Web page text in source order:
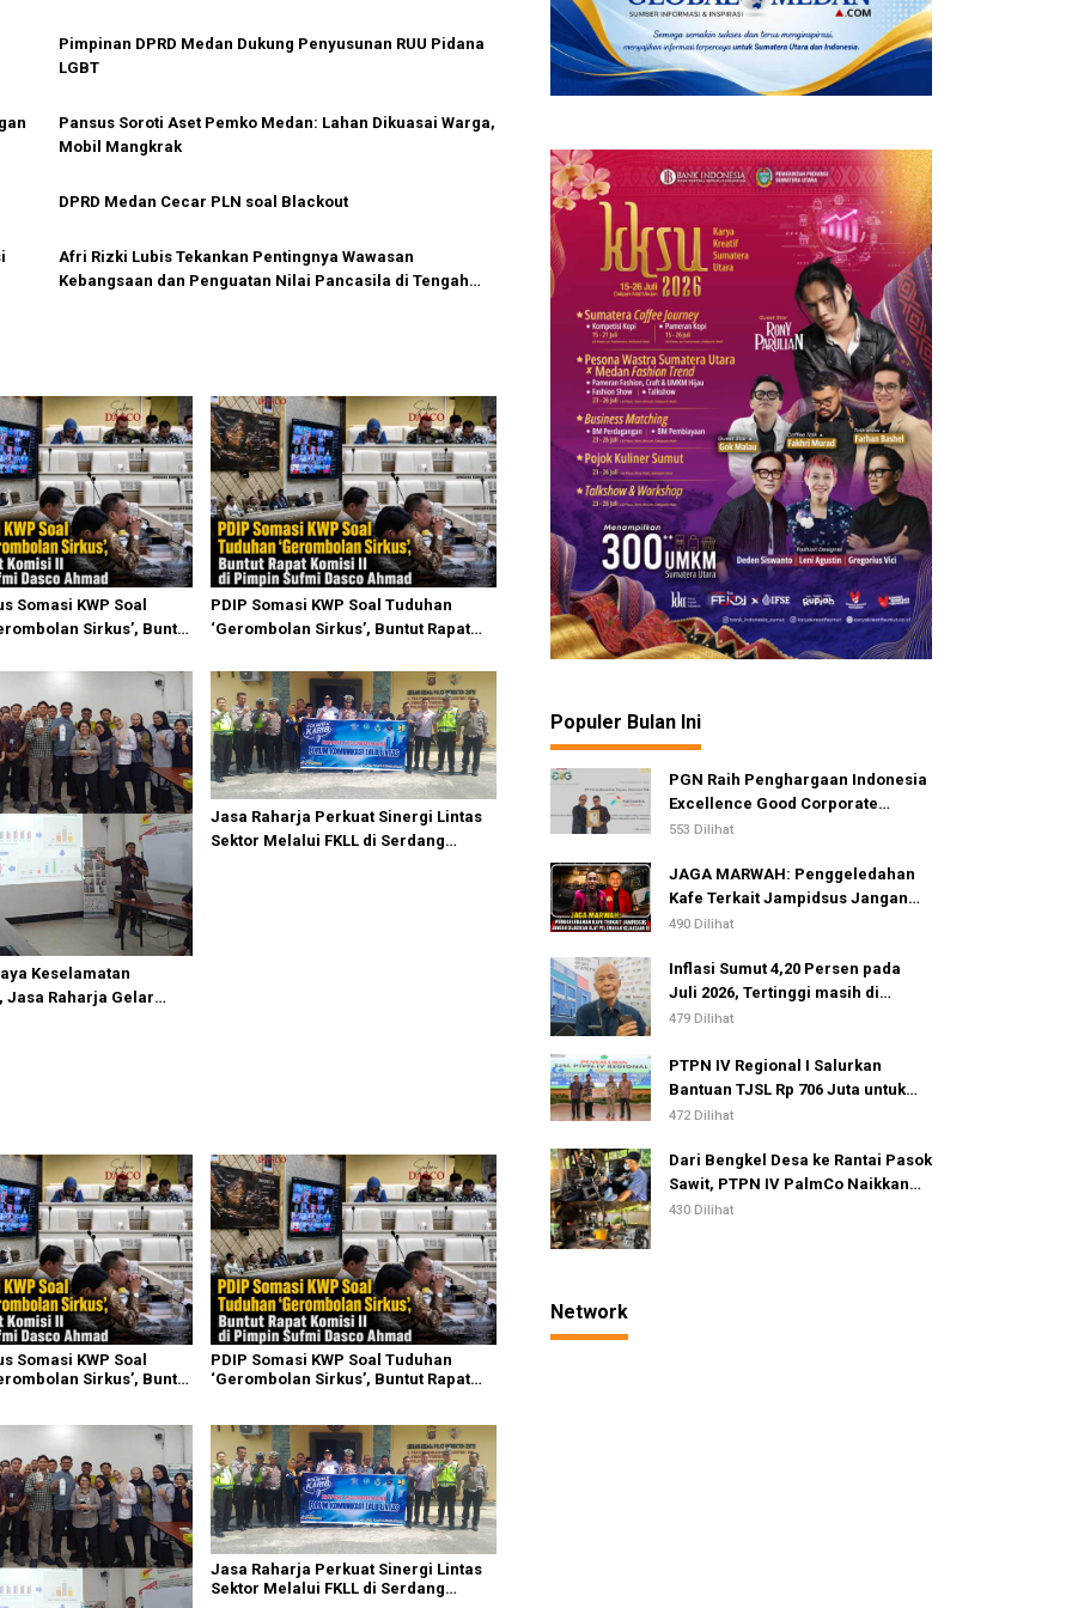
Pimpinan DPRD Medan Dukung Penyusunan RUU Pidana
LGBT
Pansus Soroti Aset Pemko Medan: Lahan Dikuasai Warga,
Mobil Mangkrak
DPRD Medan Cecar PLN soal Blackout
Afri Rizki Lubis Tekankan Pentingnya Wawasan
Kebangsaan dan Penguatan Nilai Pancasila di Tengah
Somasi KWP Soal
Sirkus’, Buntut
PDIP Somasi KWP Soal Tuduhan
‘Gerombolan Sirkus’, Buntut Rapat
Ahmad
Keselamatan
Jasa Raharja Gelar
Jasa Raharja Perkuat Sinergi Lintas
Sektor Melalui FKLL di Serdang
Somasi KWP Soal
Sirkus’, Buntut
PDIP Somasi KWP Soal Tuduhan
‘Gerombolan Sirkus’, Buntut Rapat
Jasa Raharja Perkuat Sinergi Lintas
Sektor Melalui FKLL di Serdang
Populer Bulan Ini
PGN Raih Penghargaan Indonesia
Excellence Good Corporate
Governance Awards 2026
553 Dilihat
JAGA MARWAH: Penggeledahan
Kafe Terkait Jampidsus Jangan
Dijadikan Alat Pelemahan
490 Dilihat
Inflasi Sumut 4,20 Persen pada
Juli 2026, Tertinggi masih di
Gunungsitoli
479 Dilihat
PTPN IV Regional I Salurkan
Bantuan TJSL Rp 706 Juta untuk
Pembangunan Sosial
472 Dilihat
Dari Bengkel Desa ke Rantai Pasok
Sawit, PTPN IV PalmCo Naikkan
Kelas IKM Pandai Besi
430 Dilihat
Network